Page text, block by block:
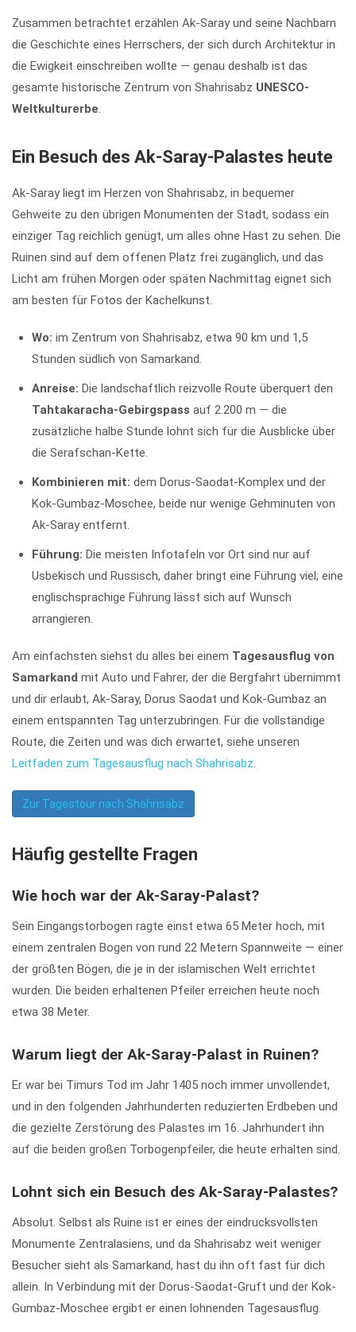
Zusammen betrachtet erzählen Ak-Saray und seine Nachbarn
die Geschichte eines Herrschers, der sich durch Architektur in
die Ewigkeit einschreiben wollte — genau deshalb ist das
gesamte historische Zentrum von Shahrisabz UNESCO-
Weltkulturerbe.
Ein Besuch des Ak-Saray-Palastes heute
Ak-Saray liegt im Herzen von Shahrisabz, in bequemer
Gehweite zu den übrigen Monumenten der Stadt, sodass ein
einziger Tag reichlich genügt, um alles ohne Hast zu sehen. Die
Ruinen sind auf dem offenen Platz frei zugänglich, und das
Licht am frühen Morgen oder späten Nachmittag eignet sich
am besten für Fotos der Kachelkunst.
Wo: im Zentrum von Shahrisabz, etwa 90 km und 1,5
Stunden südlich von Samarkand.
Anreise: Die landschaftlich reizvolle Route überquert den
Tahtakaracha-Gebirgspass auf 2.200 m — die
zusätzliche halbe Stunde lohnt sich für die Ausblicke über
die Serafschan-Kette.
Kombinieren mit: dem Dorus-Saodat-Komplex und der
Kok-Gumbaz-Moschee, beide nur wenige Gehminuten von
Ak-Saray entfernt.
Führung: Die meisten Infotafeln vor Ort sind nur auf
Usbekisch und Russisch, daher bringt eine Führung viel; eine
englischsprachige Führung lässt sich auf Wunsch
arrangieren.
Am einfachsten siehst du alles bei einem Tagesausflug von
Samarkand mit Auto und Fahrer, der die Bergfahrt übernimmt
und dir erlaubt, Ak-Saray, Dorus Saodat und Kok-Gumbaz an
einem entspannten Tag unterzubringen. Für die vollständige
Route, die Zeiten und was dich erwartet, siehe unseren
Leitfaden zum Tagesausflug nach Shahrisabz.
Zur Tagestour nach Shahrisabz
Häufig gestellte Fragen
Wie hoch war der Ak-Saray-Palast?
Sein Eingangstorbogen ragte einst etwa 65 Meter hoch, mit
einem zentralen Bogen von rund 22 Metern Spannweite — einer
der größten Bögen, die je in der islamischen Welt errichtet
wurden. Die beiden erhaltenen Pfeiler erreichen heute noch
etwa 38 Meter.
Warum liegt der Ak-Saray-Palast in Ruinen?
Er war bei Timurs Tod im Jahr 1405 noch immer unvollendet,
und in den folgenden Jahrhunderten reduzierten Erdbeben und
die gezielte Zerstörung des Palastes im 16. Jahrhundert ihn
auf die beiden großen Torbogenpfeiler, die heute erhalten sind.
Lohnt sich ein Besuch des Ak-Saray-Palastes?
Absolut. Selbst als Ruine ist er eines der eindrucksvollsten
Monumente Zentralasiens, und da Shahrisabz weit weniger
Besucher sieht als Samarkand, hast du ihn oft fast für dich
allein. In Verbindung mit der Dorus-Saodat-Gruft und der Kok-
Gumbaz-Moschee ergibt er einen lohnenden Tagesausflug.